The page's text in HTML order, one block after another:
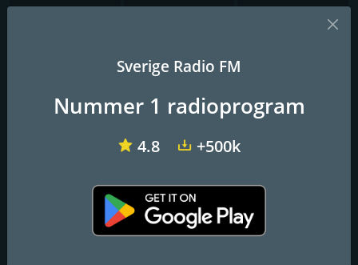
RADIO BOHUSLÄN NORR
Sverige Radio FM
Nummer 1 radioprogram
4.8 +500k